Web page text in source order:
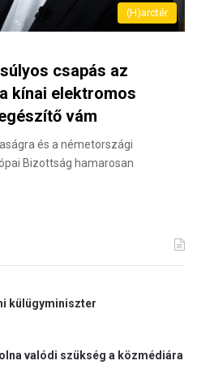
(H)arctér
csapás az
kínai elektromos
vám
és a németországi
Bizottság hamarosan
külügyminiszter
valódi szükség a közmédiára